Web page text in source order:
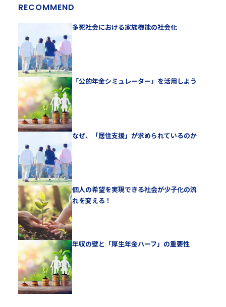
RECOMMEND
多死社会における家族機能の社会化
「公的年金シミュレーター」を活用しよう
なぜ、「居住支援」が求められているのか
個人の希望を実現できる社会が少子化の流
れを変える！
年収の壁と「厚生年金ハーフ」の重要性